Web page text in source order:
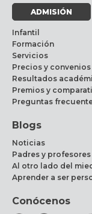
ADMISIÓN
Infantil
Formación
Servicios
Precios y convenios
Resultados
Premios y
Preguntas
Blogs
Noticias
Padres y profesores
Al otro lado del
Aprender a ser
Conócenos